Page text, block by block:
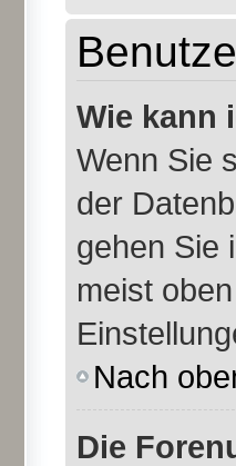
Wie kann
Wenn Sie
der
gehen Sie
meist
Nach
Die